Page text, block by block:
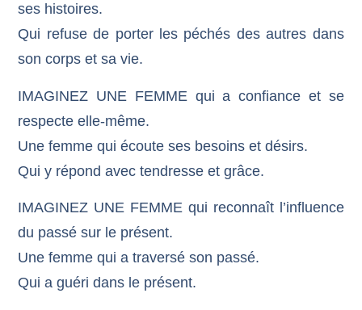
ses histoires.
Qui refuse de porter les péchés des autres dans
son corps et sa vie.
IMAGINEZ UNE FEMME qui a confiance et se
respecte elle-même.
Une femme qui écoute ses besoins et désirs.
Qui y répond avec tendresse et grâce.
IMAGINEZ UNE FEMME qui reconnaît l’influence
du passé sur le présent.
Une femme qui a traversé son passé.
Qui a guéri dans le présent.